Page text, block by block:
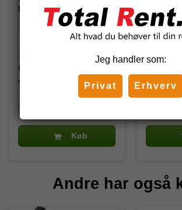
Fanjet dyse
14312-02
443,75 DKK
377,19 DKK
(inkl. moms)
Køb
14303-
760,00
Andre har også
Jeg handler som:
Privat Erhverv